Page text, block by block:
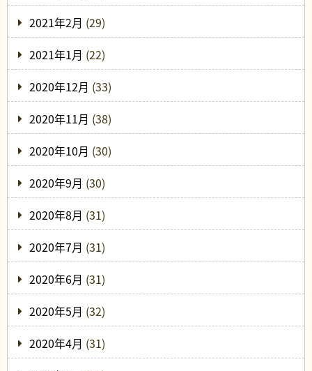
2021年2月 (29)
2021年1月 (22)
2020年12月 (33)
2020年11月 (38)
2020年10月 (30)
2020年9月 (30)
2020年8月 (31)
2020年7月 (31)
2020年6月 (31)
2020年5月 (32)
2020年4月 (31)